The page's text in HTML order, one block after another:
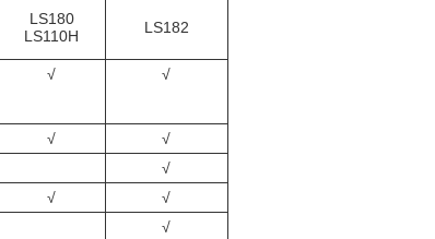
LS180
LS110H
LS182
√ √
√
√
√
√
√
√